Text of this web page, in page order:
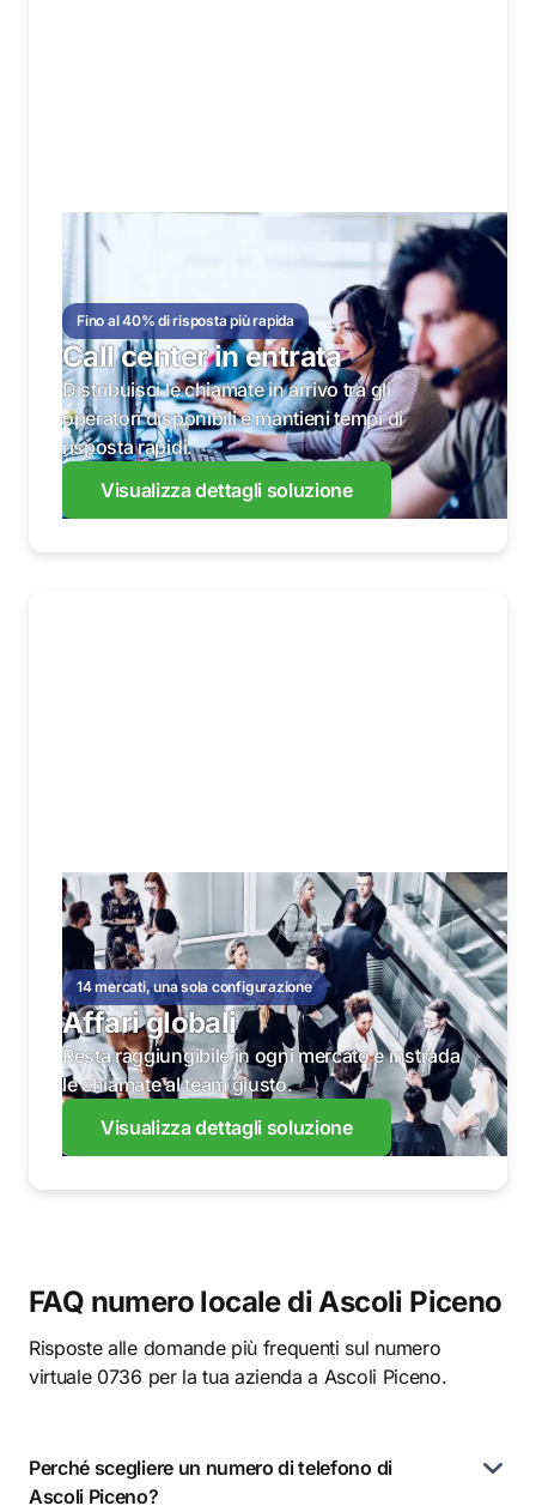
Fino al 40% di risposta più rapida
Call center in entrata
Distribuisci le chiamate in arrivo tra gli
operatori disponibili e mantieni tempi di
risposta rapidi.
Visualizza dettagli soluzione
14 mercati, una sola configurazione
Affari globali
Resta raggiungibile in ogni mercato e instrada
le chiamate al team giusto.
Visualizza dettagli soluzione
FAQ numero locale di Ascoli Piceno
Risposte alle domande più frequenti sul numero
virtuale 0736 per la tua azienda a Ascoli Piceno.
Perché scegliere un numero di telefono di
Ascoli Piceno?